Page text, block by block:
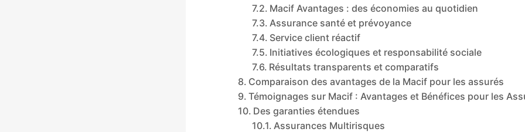
Macif Avantages : des économies au quotidien
Assurance santé et prévoyance
Service client réactif
Initiatives écologiques et responsabilité sociale
Résultats transparents et comparatifs
Comparaison des avantages de la Macif pour les assurés
Témoignages sur Macif : Avantages et Bénéfices pour les
Des garanties étendues
Assurances Multirisques